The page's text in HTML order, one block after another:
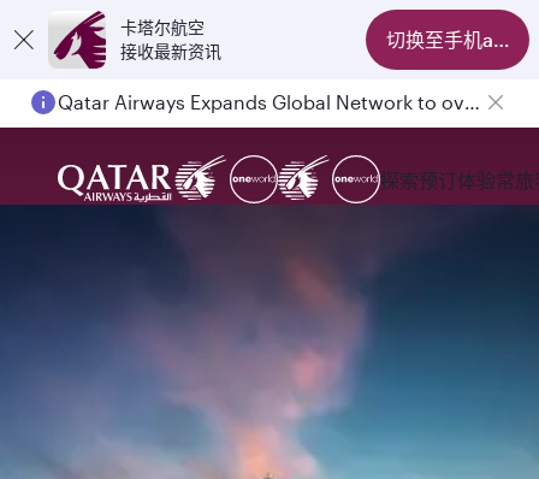
卡塔尔航空
接收最新资讯
切换至手机app
探索预订体验常